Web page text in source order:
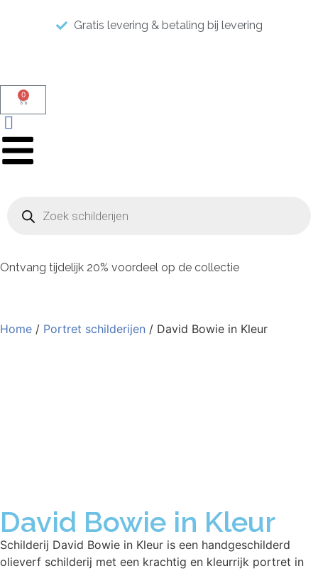
Gratis levering & betaling bij levering
0
Ontvang tijdelijk 20% voordeel op de collectie
Home / Portret schilderijen / David Bowie in Kleur
David Bowie in Kleur
Schilderij David Bowie in Kleur is een handgeschilderd
olieverf schilderij met een krachtig en kleurrijk portret in